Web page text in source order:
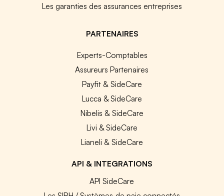
Les garanties des assurances entreprises
PARTENAIRES
Experts-Comptables
Assureurs Partenaires
Payfit & SideCare
Lucca & SideCare
Nibelis & SideCare
Livi & SideCare
Lianeli & SideCare
API & INTEGRATIONS
API SideCare